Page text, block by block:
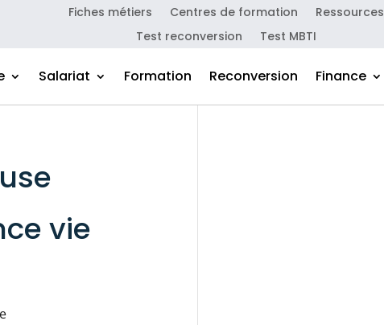
Fiches métiers Centres de formation
Ressources
Test reconversion
Test MBTI
Salariat Formation Reconversion Finance
vie